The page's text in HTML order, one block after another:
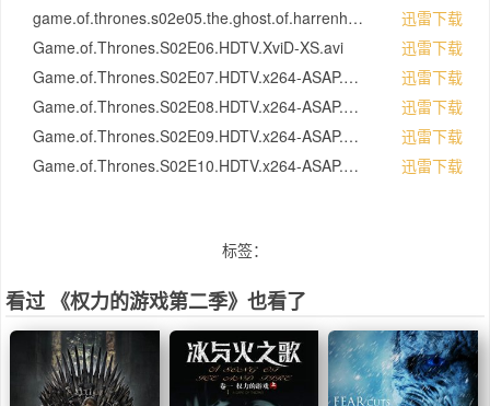
game.of.thrones.s02e05.the.ghost.of.harrenhal.hdtv.xvid-2hd.avi
迅雷下载
Game.of.Thrones.S02E06.HDTV.XviD-XS.avi
迅雷下载
Game.of.Thrones.S02E07.HDTV.x264-ASAP.mp4
迅雷下载
Game.of.Thrones.S02E08.HDTV.x264-ASAP.mp4
迅雷下载
Game.of.Thrones.S02E09.HDTV.x264-ASAP.mp4
迅雷下载
Game.of.Thrones.S02E10.HDTV.x264-ASAP.mp4
迅雷下载
标签：
看过 《权力的游戏第二季》也看了